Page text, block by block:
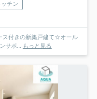
チン
ス付きの新築戸建て☆オール
サポ... もっと見る